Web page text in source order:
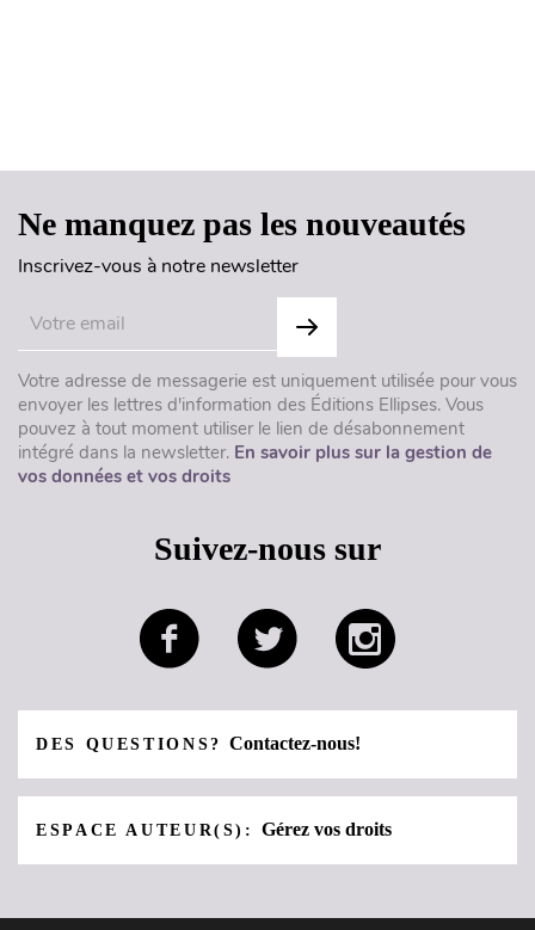
Ne manquez pas les nouveautés
Inscrivez-vous à notre newsletter
Votre adresse de messagerie est uniquement utilisée pour vous
envoyer les lettres d'information des Éditions Ellipses. Vous
pouvez à tout moment utiliser le lien de désabonnement
intégré dans la newsletter. En savoir plus sur la gestion de
vos données et vos droits
Suivez-nous sur
DES QUESTIONS?Contactez-nous!
ESPACE AUTEUR(S):Gérez vos droits